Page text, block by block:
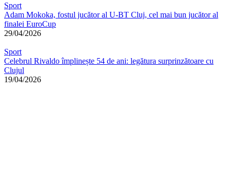
Sport
Adam Mokoka, fostul jucător al U-BT Cluj, cel mai bun jucător al
finalei EuroCup
29/04/2026
Sport
Celebrul Rivaldo împlinește 54 de ani: legătura surprinzătoare cu
Clujul
19/04/2026